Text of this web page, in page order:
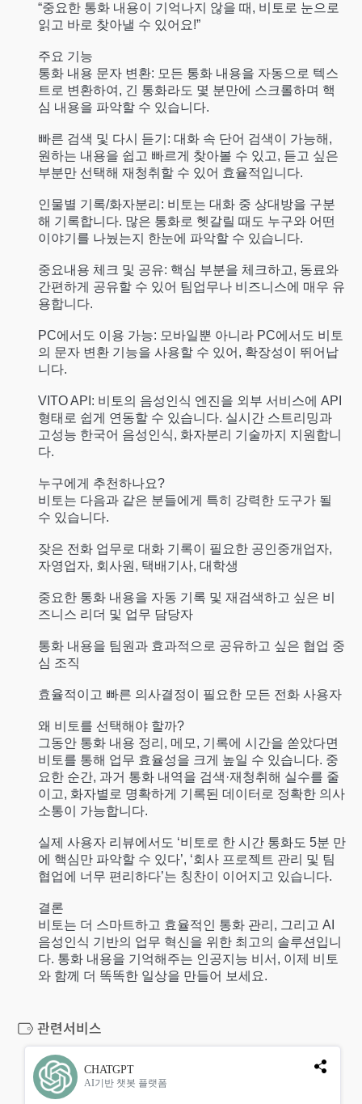
“중요한 통화 내용이 기억나지 않을 때, 비토로 눈으로
읽고 바로 찾아낼 수 있어요!”
주요 기능
통화 내용 문자 변환: 모든 통화 내용을 자동으로 텍스
트로 변환하여, 긴 통화라도 몇 분만에 스크롤하며 핵
심 내용을 파악할 수 있습니다.
빠른 검색 및 다시 듣기: 대화 속 단어 검색이 가능해,
원하는 내용을 쉽고 빠르게 찾아볼 수 있고, 듣고 싶은
부분만 선택해 재청취할 수 있어 효율적입니다.
인물별 기록/화자분리: 비토는 대화 중 상대방을 구분
해 기록합니다. 많은 통화로 헷갈릴 때도 누구와 어떤
이야기를 나눴는지 한눈에 파악할 수 있습니다.
중요내용 체크 및 공유: 핵심 부분을 체크하고, 동료와
간편하게 공유할 수 있어 팀업무나 비즈니스에 매우 유
용합니다.
PC에서도 이용 가능: 모바일뿐 아니라 PC에서도 비토
의 문자 변환 기능을 사용할 수 있어, 확장성이 뛰어납
니다.
VITO API: 비토의 음성인식 엔진을 외부 서비스에 API
형태로 쉽게 연동할 수 있습니다. 실시간 스트리밍과
고성능 한국어 음성인식, 화자분리 기술까지 지원합니
다.
누구에게 추천하나요?
비토는 다음과 같은 분들에게 특히 강력한 도구가 될
수 있습니다.
잦은 전화 업무로 대화 기록이 필요한 공인중개업자,
자영업자, 회사원, 택배기사, 대학생
중요한 통화 내용을 자동 기록 및 재검색하고 싶은 비
즈니스 리더 및 업무 담당자
통화 내용을 팀원과 효과적으로 공유하고 싶은 협업 중
심 조직
효율적이고 빠른 의사결정이 필요한 모든 전화 사용자
왜 비토를 선택해야 할까?
그동안 통화 내용 정리, 메모, 기록에 시간을 쏟았다면
비토를 통해 업무 효율성을 크게 높일 수 있습니다. 중
요한 순간, 과거 통화 내역을 검색·재청취해 실수를 줄
이고, 화자별로 명확하게 기록된 데이터로 정확한 의사
소통이 가능합니다.
실제 사용자 리뷰에서도 ‘비토로 한 시간 통화도 5분 만
에 핵심만 파악할 수 있다’, ‘회사 프로젝트 관리 및 팀
협업에 너무 편리하다’는 칭찬이 이어지고 있습니다.
결론
비토는 더 스마트하고 효율적인 통화 관리, 그리고 AI
음성인식 기반의 업무 혁신을 위한 최고의 솔루션입니
다. 통화 내용을 기억해주는 인공지능 비서, 이제 비토
와 함께 더 똑똑한 일상을 만들어 보세요.
CHATGPT
AI기반 챗봇 플랫폼